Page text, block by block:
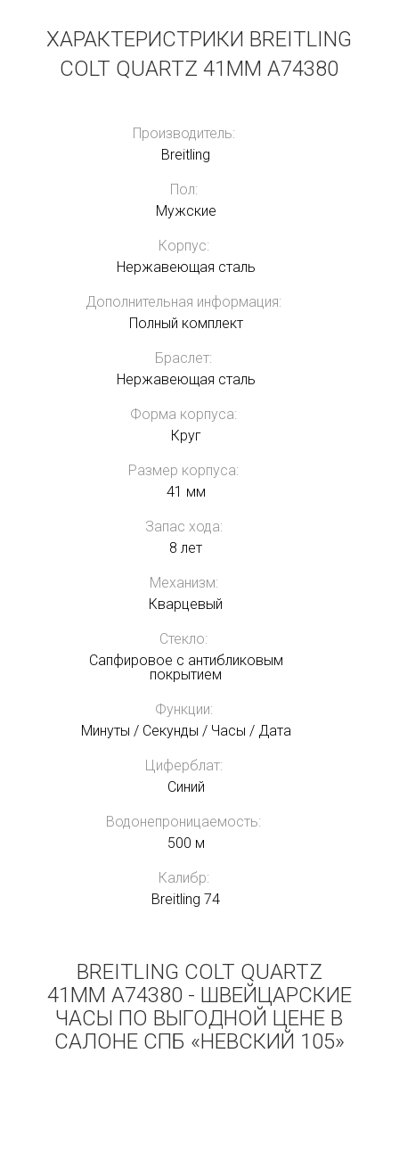
ХАРАКТЕРИСТРИКИ BREITLING
COLT QUARTZ 41MM A74380
Производитель:
Breitling
Пол:
Мужские
Корпус:
Нержавеющая сталь
Дополнительная информация:
Полный комплект
Браслет:
Нержавеющая сталь
Форма корпуса:
Круг
Размер корпуса:
41 мм
Запас хода:
8 лет
Механизм:
Кварцевый
Стекло:
Сапфировое с антибликовым
покрытием
Функции:
Минуты / Секунды / Часы / Дата
Циферблат:
Синий
Водонепроницаемость:
500 м
Калибр:
Breitling 74
BREITLING COLT QUARTZ
41MM A74380 - ШВЕЙЦАРСКИЕ
ЧАСЫ ПО ВЫГОДНОЙ ЦЕНЕ В
САЛОНЕ СПБ «НЕВСКИЙ 105»